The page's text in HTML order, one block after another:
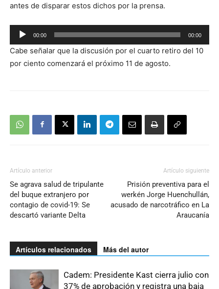
antes de disparar estos dichos por la prensa.
Reproductor
de
audio
00:00 00:00
Cabe señalar que la discusión por el cuarto retiro del 10
por ciento comenzará el próximo 11 de agosto.
Artículo anterior
Se agrava salud de tripulante
del buque extranjero por
contagio de covid-19: Se
descartó variante Delta
Artículo siguiente
Prisión preventiva para el
werkén Jorge Huenchullán,
acusado de narcotráfico en La
Araucanía
Artículos relacionados Más del autor
Cadem: Presidente Kast cierra julio con
37% de aprobación y registra una baja